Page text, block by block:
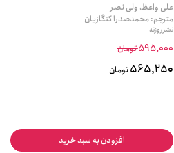
علی واعظ، ولی نصر
مترجم: محمدصدرا کنگازیان
نشر روزنه
595,000تومان
565,250تومان
افزودن به سبد خرید